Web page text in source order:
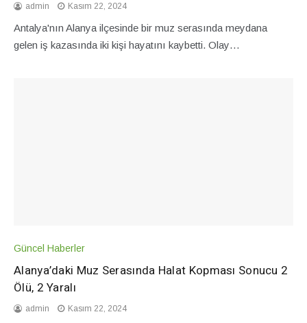
admin Kasım 22, 2024
Antalya'nın Alanya ilçesinde bir muz serasında meydana
gelen iş kazasında iki kişi hayatını kaybetti. Olay…
Güncel Haberler
Alanya’daki Muz Serasında Halat Kopması Sonucu 2
Ölü, 2 Yaralı
admin Kasım 22, 2024